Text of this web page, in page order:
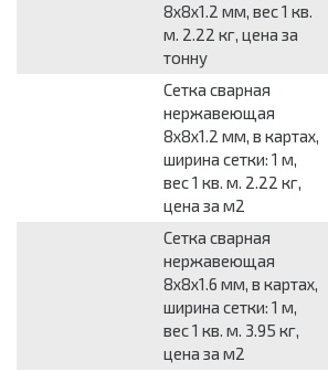
8x8x1.2 мм, вес 1 кв.
м. 2.22 кг, цена за
тонну
Сетка сварная
нержавеющая
8x8x1.2 мм, в картах,
ширина сетки: 1 м,
вес 1 кв. м. 2.22 кг,
цена за м2
Сетка сварная
нержавеющая
8x8x1.6 мм, в картах,
ширина сетки: 1 м,
вес 1 кв. м. 3.95 кг,
цена за м2